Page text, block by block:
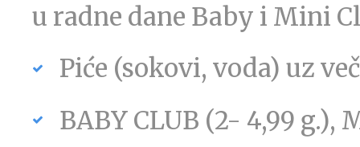
u radne dane Baby i Mini
Piće (sokovi, voda) uz
BABY CLUB (2- 4,99 g.),